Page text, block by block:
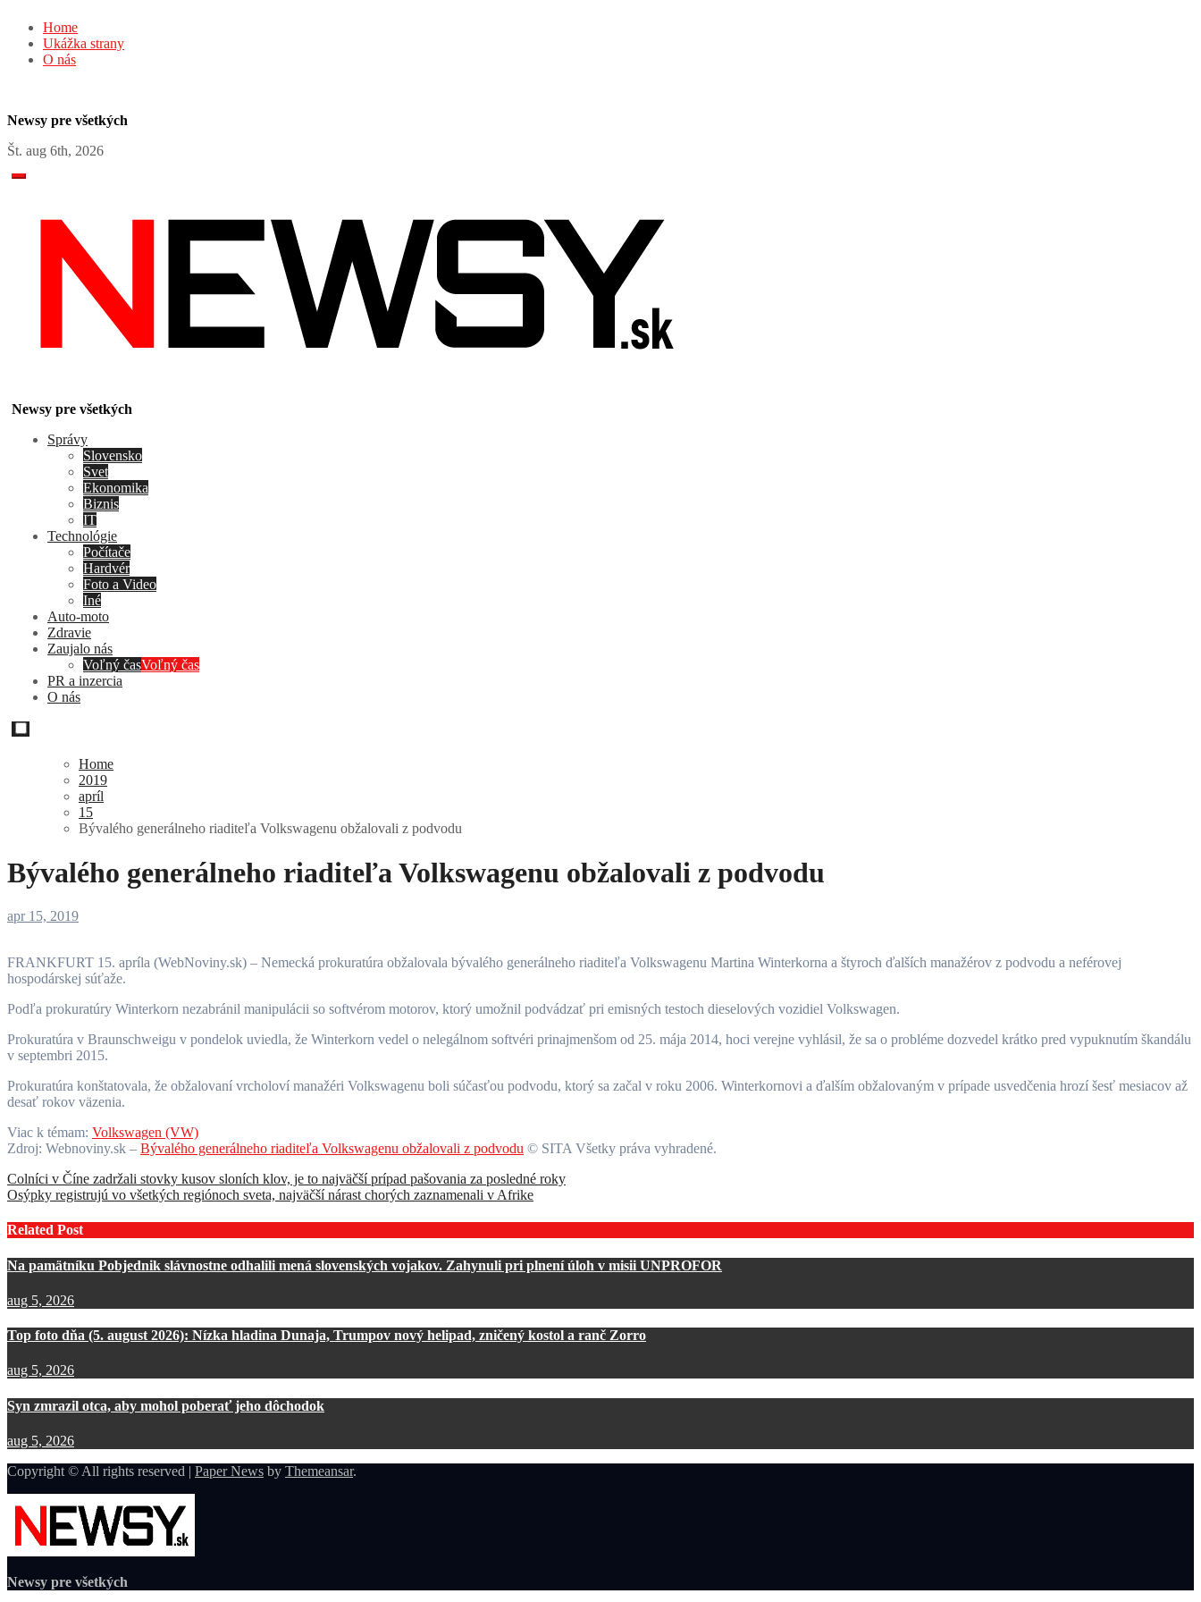
Skip
content
Home
Ukážka strany
O nás
Newsy pre všetkých
Št. aug 6th, 2026
Newsy pre všetkých
Správy
Slovensko
Svet
Ekonomika
Biznis
IT
Technológie
Počítače
Hardvér
Foto a Video
Iné
Auto-moto
Zdravie
Zaujalo nás
Voľný časVoľný čas
PR a inzercia
O nás
Home
2019
apríl
15
Bývalého generálneho riaditeľa Volkswagenu obžalovali z podvodu
Bývalého generálneho riaditeľa Volkswagenu obžalovali z podvodu
apr 15, 2019
FRANKFURT 15. apríla (WebNoviny.sk) – Nemecká prokuratúra obžalovala bývalého generálneho riaditeľa Volkswagenu Martina Winterkorna a štyroch ďalších manažérov z podvodu a neférovej
hospodárskej súťaže.
Podľa prokuratúry Winterkorn nezabránil manipulácii so softvérom motorov, ktorý umožnil podvádzať pri emisných testoch dieselových vozidiel Volkswagen.
Prokuratúra v Braunschweigu v pondelok uviedla, že Winterkorn vedel o nelegálnom softvéri prinajmenšom od 25. mája 2014, hoci verejne vyhlásil, že sa o probléme dozvedel krátko pred vypuknutím škandálu
v septembri 2015.
Prokuratúra konštatovala, že obžalovaní vrcholoví manažéri Volkswagenu boli súčasťou podvodu, ktorý sa začal v roku 2006. Winterkornovi a ďalším obžalovaným v prípade usvedčenia hrozí šesť mesiacov až
desať rokov väzenia.
Viac k témam: Volkswagen (VW)
Zdroj: Webnoviny.sk – Bývalého generálneho riaditeľa Volkswagenu obžalovali z podvodu © SITA Všetky práva vyhradené.
Navigácia
v
článku
Colníci v Číne zadržali stovky kusov sloních klov, je to najväčší prípad pašovania za posledné roky
Osýpky registrujú vo všetkých regiónoch sveta, najväčší nárast chorých zaznamenali v Afrike
Related Post
Na pamätníku Pobjednik slávnostne odhalili mená slovenských vojakov. Zahynuli pri plnení úloh v misii UNPROFOR
aug 5, 2026
Top foto dňa (5. august 2026): Nízka hladina Dunaja, Trumpov nový helipad, zničený kostol a ranč Zorro
aug 5, 2026
Syn zmrazil otca, aby mohol poberať jeho dôchodok
aug 5, 2026
Copyright © All rights reserved | Paper News by Themeansar.
Newsy pre všetkých